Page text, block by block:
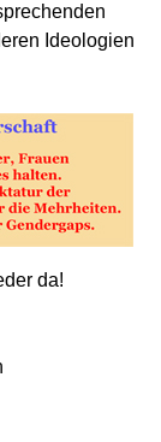
Ideologien
da!